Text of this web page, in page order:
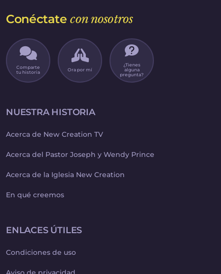
Conéctatecon nosotros
Comparte
tu historia
Ora por mí
¿Tienes
alguna
pregunta?
NUESTRA HISTORIA
Acerca de New Creation TV
Acerca del Pastor Joseph y Wendy Prince
Acerca de la Iglesia New Creation
En qué creemos
ENLACES ÚTILES
Condiciones de uso